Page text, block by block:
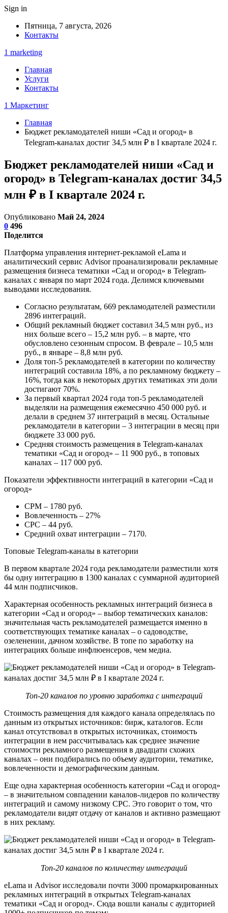
Sign in
Пятница, 7 августа, 2026
Контакты
1 marketing
Главная
Услуги
Контакты
1 Маркетинг
Главная
Бюджет рекламодателей ниши «Сад и огород» в
Telegram-каналах достиг 34,5 млн ₽ в I квартале 2024 г.
Бюджет рекламодателей ниши «Сад и
огород» в Telegram-каналах достиг 34,5
млн ₽ в I квартале 2024 г.
Опубликовано Май 24, 2024
0 496
Поделится
Платформа управления интернет-рекламой eLama и
аналитический сервис Advisor проанализировали рекламные
размещения бизнеса тематики «Сад и огород» в Telegram-
каналах с января по март 2024 года. Делимся ключевыми
выводами исследования.
Согласно результатам, 669 рекламодателей разместили
2896 интеграций.
Общий рекламный бюджет составил 34,5 млн руб., из
них больше всего – 15,2 млн руб. – в марте, что
обусловлено сезонным спросом. В феврале – 10,5 млн
руб., в январе – 8,8 млн руб.
Доля топ-5 рекламодателей в категории по количеству
интеграций составила 18%, а по рекламному бюджету –
16%, тогда как в некоторых других тематиках эти доли
достигают 70%.
За первый квартал 2024 года топ-5 рекламодателей
выделяли на размещения ежемесячно 450 000 руб. и
делали в среднем 37 интеграций в месяц. Остальные
рекламодатели в категории – 3 интеграции в месяц при
бюджете 33 000 руб.
Средняя стоимость размещения в Telegram-каналах
тематики «Сад и огород» – 11 900 руб., в топовых
каналах – 117 000 руб.
Показатели эффективности интеграций в категории «Сад и
огород»
CPM – 1780 руб.
Вовлеченность – 27%
CPC – 44 руб.
Средний охват интеграции – 7170.
Топовые Telegram-каналы в категории
В первом квартале 2024 года рекламодатели разместили хотя
бы одну интеграцию в 1300 каналах с суммарной аудиторией
44 млн подписчиков.
Характерная особенность рекламных интеграций бизнеса в
категории «Сад и огород» – выбор тематических каналов:
значительная часть рекламодателей размещается именно в
соответствующих тематике каналах – о садоводстве,
озеленении, дачном хозяйстве. В топе по заработку на
интеграциях больше инфлюенсеров, чем медиа.
Топ-20 каналов по уровню заработка с интеграций
Стоимость размещения для каждого канала определялась по
данным из открытых источников: бирж, каталогов. Если
канал отсутствовал в открытых источниках, стоимость
интеграции в нем рассчитывалась как среднее значение
стоимости рекламного размещения в двадцати схожих
каналах – они подбирались по объему аудитории, тематике,
вовлеченности и демографическим данным.
Еще одна характерная особенность категории «Сад и огород»
– в значительном совпадении каналов-лидеров по количеству
интеграций и самому низкому СРС. Это говорит о том, что
рекламодатели видят отдачу от каналов и активно размещают
в них рекламу.
Топ-20 каналов по количеству интеграций
eLama и Advisor исследовали почти 3000 промаркированных
рекламных интеграций в открытых Telegram-каналах
тематики «Сад и огород». Сюда вошли каналы с аудиторией